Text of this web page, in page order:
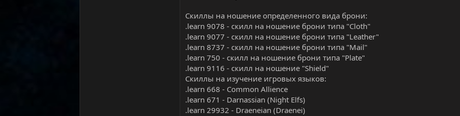
Скиллы на ношение определенного вида брони:
.learn 9078 - скилл на ношение брони типа "Cloth"
.learn 9077 - скилл на ношение брони типа "Leather"
.learn 8737 - скилл на ношение брони типа "Mail"
.learn 750 - скилл на ношение брони типа "Plate"
.learn 9116 - скилл на ношение "Shield"
Скиллы на изучение игровых языков:
.learn 668 - Common Allience
.learn 671 - Darnassian (Night Elfs)
.learn 29932 - Draeneian (Draenei)